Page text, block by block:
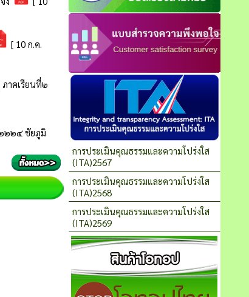
การประเมินคุณธรรมและความโปร่งใส
(ITA)2567
การประเมินคุณธรรมและความโปร่งใส
(ITA)2568
การประเมินคุณธรรมและความโปร่งใส
(ITA)2569